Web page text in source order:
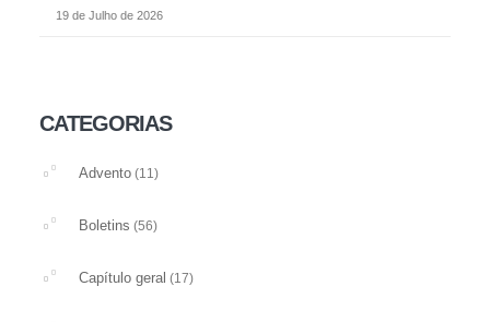
19 de Julho de 2026
CATEGORIAS
Advento (11)
Boletins (56)
Capítulo geral (17)